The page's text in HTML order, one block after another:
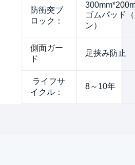
防衝突ブ
ロック：
ゴムパッド
ン）
側面ガー
ド
足挟み防止
ライフサ
イクル：
8～10年